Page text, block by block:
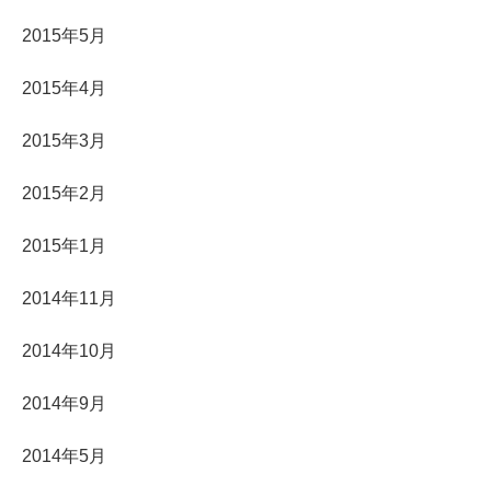
2015年5月
2015年4月
2015年3月
2015年2月
2015年1月
2014年11月
2014年10月
2014年9月
2014年5月